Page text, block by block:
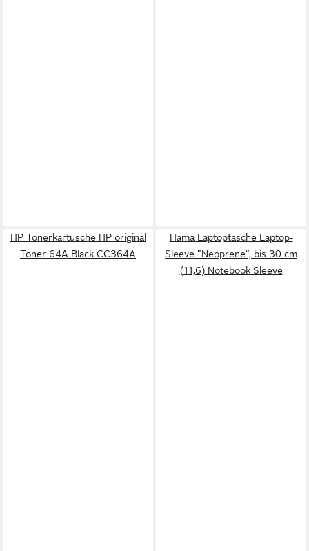
HP Tonerkartusche HP original
Toner 64A Black CC364A
Hama Laptoptasche Laptop-
Sleeve "Neoprene", bis 30 cm
(11,6) Notebook Sleeve